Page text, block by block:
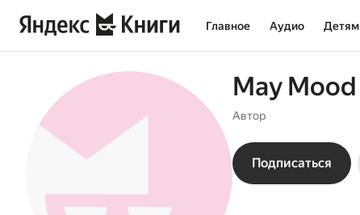
Главное Аудио Детям
May Mood
Автор
Подписаться